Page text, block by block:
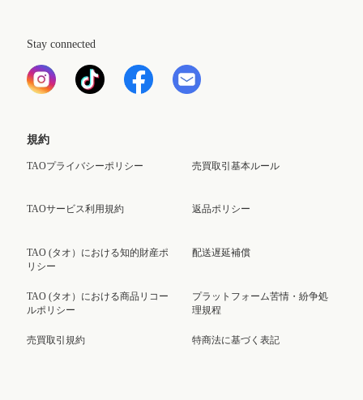
Stay connected
規約
TAOプライバシーポリシー
TAOサービス利用規約
TAO (タオ）における知的財産ポ
リシー
TAO (タオ）における商品リコー
ルポリシー
売買取引規約
売買取引基本ルール
返品ポリシー
配送遅延補償
プラットフォーム苦情・紛争処
理規程
特商法に基づく表記